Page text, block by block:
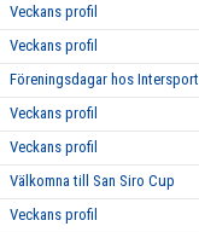
Veckans profil
Veckans profil
Föreningsdagar hos Intersport
Veckans profil
Veckans profil
Välkomna till San Siro Cup
Veckans profil